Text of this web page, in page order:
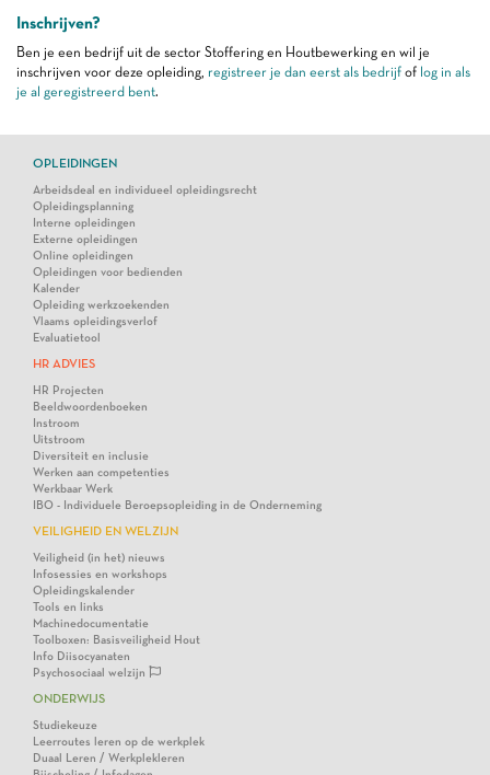
Inschrijven?
Ben je een bedrijf uit de sector Stoffering en Houtbewerking en wil je
inschrijven voor deze opleiding, registreer je dan eerst als bedrijf of log in als
je al geregistreerd bent.
OPLEIDINGEN
Arbeidsdeal en individueel opleidingsrecht
Opleidingsplanning
Interne opleidingen
Externe opleidingen
Online opleidingen
Opleidingen voor bedienden
Kalender
Opleiding werkzoekenden
Vlaams opleidingsverlof
Evaluatietool
HR ADVIES
HR Projecten
Beeldwoordenboeken
Instroom
Uitstroom
Diversiteit en inclusie
Werken aan competenties
Werkbaar Werk
IBO - Individuele Beroepsopleiding in de Onderneming
VEILIGHEID EN WELZIJN
Veiligheid (in het) nieuws
Infosessies en workshops
Opleidingskalender
Tools en links
Machinedocumentatie
Toolboxen: Basisveiligheid Hout
Info Diisocyanaten
Psychosociaal welzijn
ONDERWIJS
Studiekeuze
Leerroutes leren op de werkplek
Duaal Leren / Werkplekleren